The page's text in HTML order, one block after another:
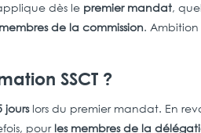
dès le premier mandat,
de la commission.
SSCT ?
jourslors du premier mandat. En
pour les membres de la